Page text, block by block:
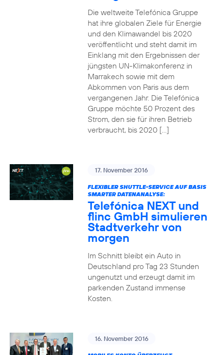
Die weltweite Telefónica Gruppe
hat ihre globalen Ziele für Energie
und den Klimawandel bis 2020
veröffentlicht und steht damit im
Einklang mit den Ergebnissen der
jüngsten UN-Klimakonferenz in
Marrakech sowie mit dem
Abkommen von Paris aus dem
vergangenen Jahr. Die Telefónica
Gruppe möchte 50 Prozent des
Strom, den sie für ihren Betrieb
verbraucht, bis 2020 […]
17. November 2016
FLEXIBLER SHUTTLE-SERVICE AUF BASIS
SMARTER DATENANALYSE:
Telefónica NEXT und
flinc GmbH simulieren
Stadtverkehr von
morgen
Im Schnitt bleibt ein Auto in
Deutschland pro Tag 23 Stunden
ungenutzt und erzeugt damit im
parkenden Zustand immense
Kosten.
16. November 2016